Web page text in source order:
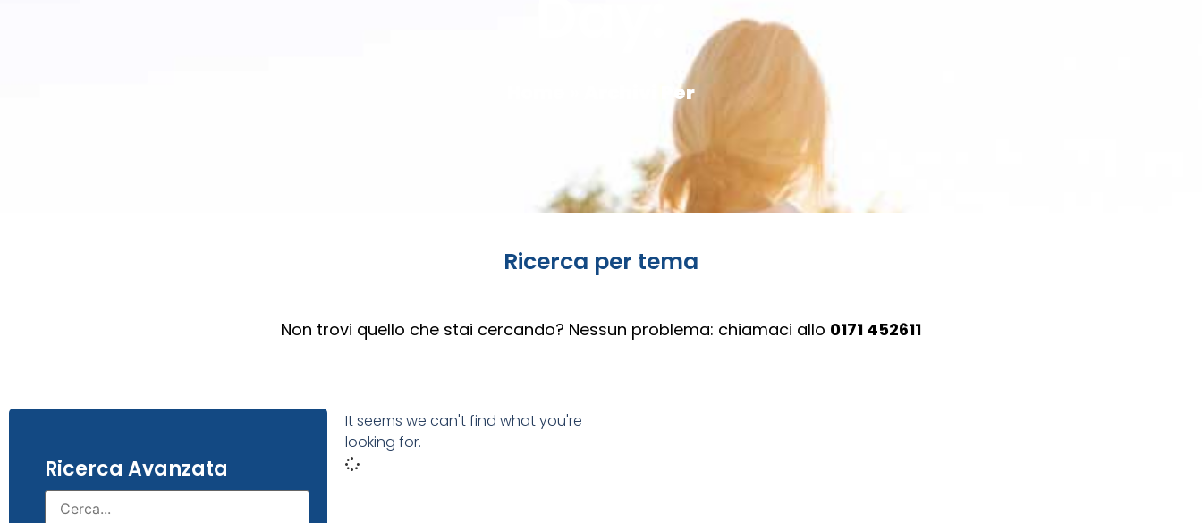
Archivi Per
Ricerca per tema
Non trovi quello che stai cercando? Nessun problema: chiamaci allo 0171 452611
Ricerca Avanzata
It seems we can't find what you're
looking for.